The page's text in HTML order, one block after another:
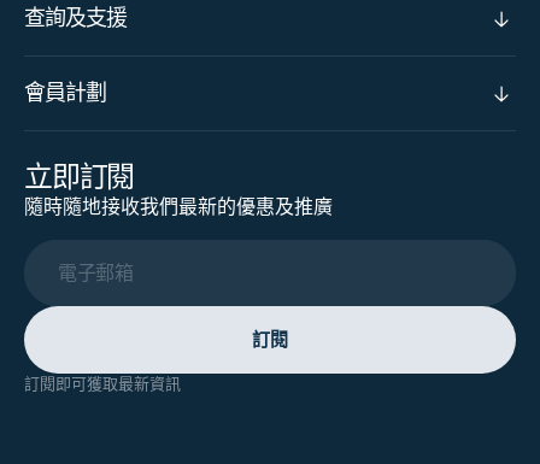
查詢及支援
會員計劃
立即訂閱
隨時隨地接收我們最新的優惠及推廣
電子郵箱
訂閱
訂閱即可獲取最新資訊